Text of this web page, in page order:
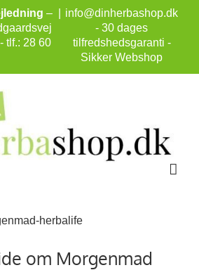
–
tlf.: 28 60
info@dinherbashop.dk
- 30 dages
tilfredshedsgaranti -
Sikker Webshop
om Morgenmad